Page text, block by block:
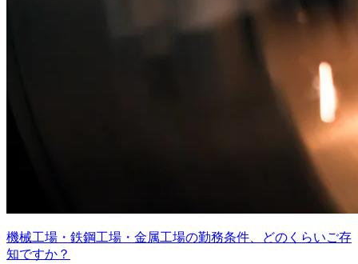
機械工場・鉄鋼工場・金属工場の勤務条件、どのくらいご存
知ですか？